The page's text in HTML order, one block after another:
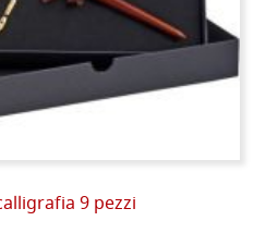
9 pezzi